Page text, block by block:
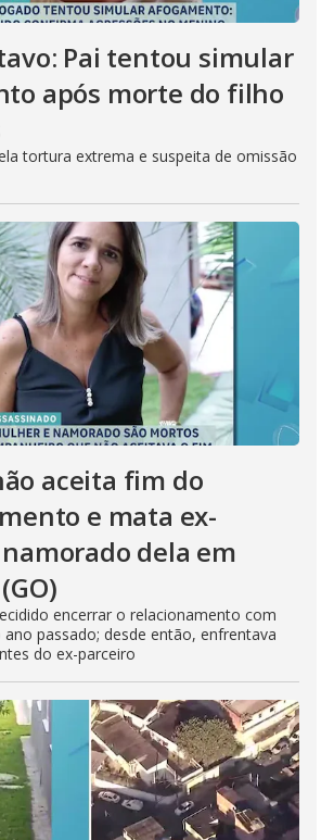
Pai tentou simular
após morte do filho
tortura extrema e suspeita de omissão
aceita fim do
e mata ex-
dela em
encerrar o relacionamento com
passado; desde então, enfrentava
do ex-parceiro